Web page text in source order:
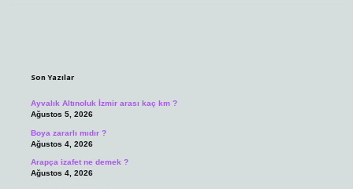
Son Yazılar
Ayvalık Altınoluk İzmir arası kaç km ?
Ağustos 5, 2026
Boya zararlı mıdır ?
Ağustos 4, 2026
Arapça izafet ne demek ?
Ağustos 4, 2026